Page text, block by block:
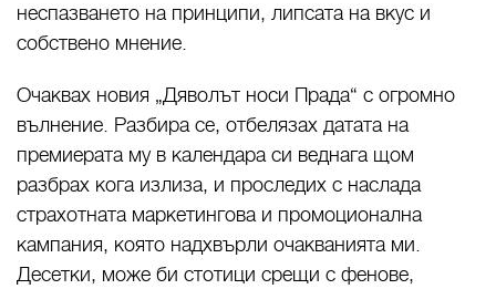
неспазването на принципи, липсата на вкус и
собствено мнение.
Oчаквах новия „Дяволът носи Прада“ с огромно
вълнение. Разбира се, отбелязах датата на
премиерата му в календара си веднага щом
разбрах кога излиза, и проследих с наслада
страхотната маркетингова и промоционална
кампания, която надхвърли очакванията ми.
Десетки, може би стотици срещи с фенове,